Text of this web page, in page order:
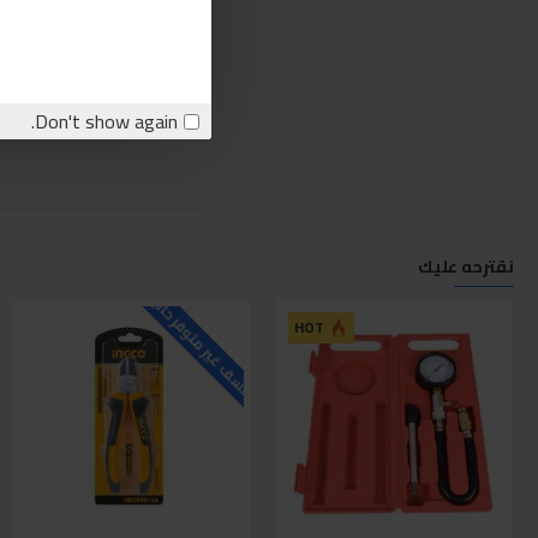
Don't show again.
نقترحه عليك
HOT للاسف غير متوفر حاليا